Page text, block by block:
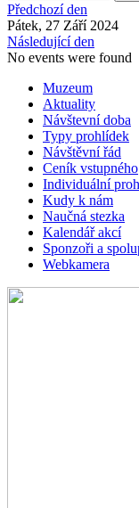
Předchozí den
Pátek, 27 Září 2024
Následující den
No events were found
Muzeum
Aktuality
Návštevní doba
Typy prohlídek
Návštěvní řád
Ceník vstupného
Individuální
Kudy k nám
Naučná stezka
Kalendář akcí
Sponzoři a
Webkamera